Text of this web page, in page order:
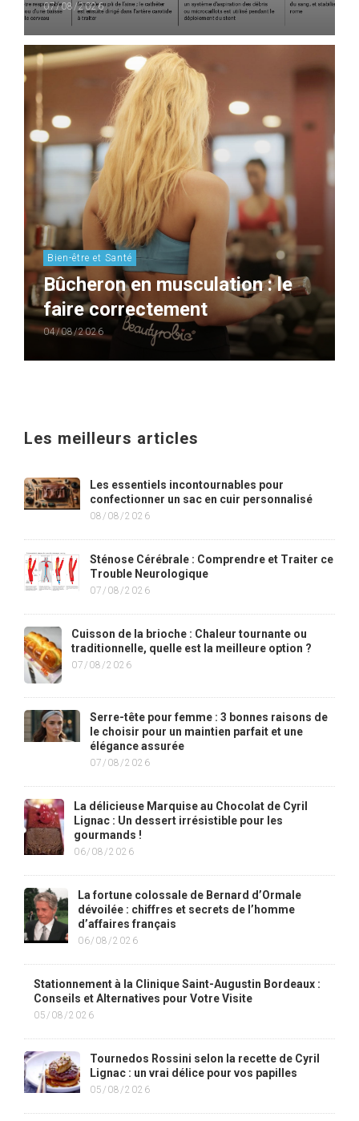
07/08/2026
Bien-être et Santé
Bûcheron en musculation : le
faire correctement
04/08/2026
Les meilleurs articles
Les essentiels incontournables pour
confectionner un sac en cuir personnalisé
08/08/2026
Sténose Cérébrale : Comprendre et Traiter ce
Trouble Neurologique
07/08/2026
Cuisson de la brioche : Chaleur tournante ou
traditionnelle, quelle est la meilleure option ?
07/08/2026
Serre-tête pour femme : 3 bonnes raisons de
le choisir pour un maintien parfait et une
élégance assurée
07/08/2026
La délicieuse Marquise au Chocolat de Cyril
Lignac : Un dessert irrésistible pour les
gourmands !
06/08/2026
La fortune colossale de Bernard d’Ormale
dévoilée : chiffres et secrets de l’homme
d’affaires français
06/08/2026
Stationnement à la Clinique Saint-Augustin Bordeaux :
Conseils et Alternatives pour Votre Visite
05/08/2026
Tournedos Rossini selon la recette de Cyril
Lignac : un vrai délice pour vos papilles
05/08/2026